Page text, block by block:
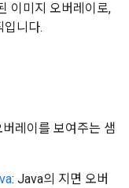
이미지 오버레이로,
니다.
레이를 보여주는 샘
: Java의 지면 오버